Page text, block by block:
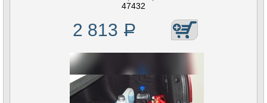
47432
2 813 Р